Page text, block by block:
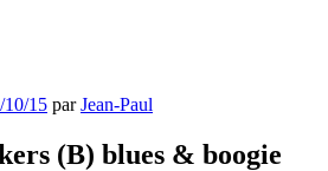
10/15 parJean-Paul
(B) blues & boogie